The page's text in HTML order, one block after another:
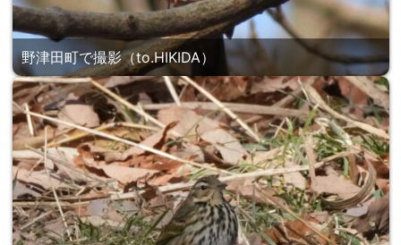
野津田町で撮影（to.HIKIDA）